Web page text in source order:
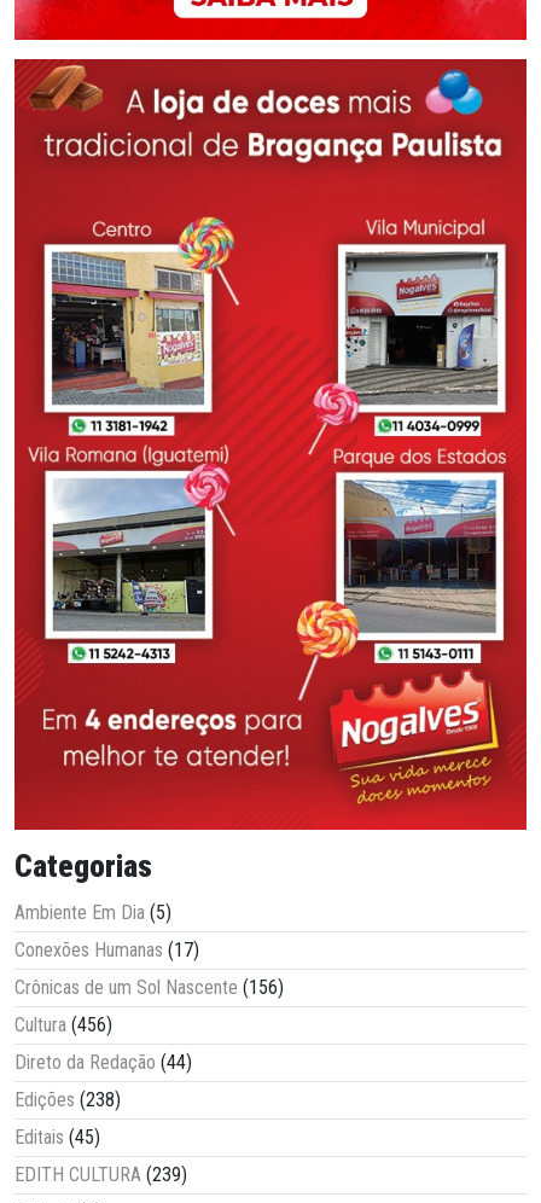
Categorias
Ambiente Em Dia (5)
Conexões Humanas (17)
Crônicas de um Sol Nascente (156)
Cultura (456)
Direto da Redação (44)
Edições (238)
Editais (45)
EDITH CULTURA (239)